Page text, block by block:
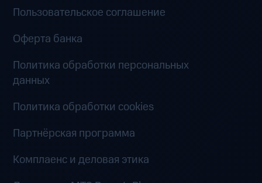
Пользовательское соглашение
Оферта банка
Политика обработки персональных
данных
Политика обработки cookies
Партнёрская программа
Комплаенс и деловая этика